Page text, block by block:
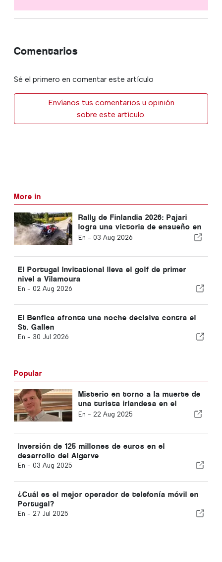
Comentarios
Sé el primero en comentar este artículo
Envíanos tus comentarios u opinión
sobre este artículo.
More in
Rally de Finlandia 2026: Pajari
logra una victoria de ensueño en
su propio país
En - 03 Aug 2026
El Portugal Invitational lleva el golf de primer
nivel a Vilamoura
En - 02 Aug 2026
El Benfica afronta una noche decisiva contra el
St. Gallen
En - 30 Jul 2026
Popular
Misterio en torno a la muerte de
una turista irlandesa en el
Algarve
En - 22 Aug 2025
Inversión de 125 millones de euros en el
desarrollo del Algarve
En - 03 Aug 2025
¿Cuál es el mejor operador de telefonía móvil en
Portugal?
En - 27 Jul 2025